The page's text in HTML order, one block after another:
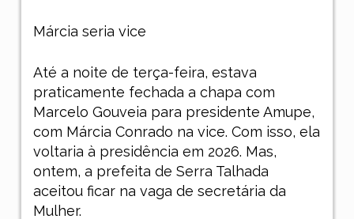
Márcia seria vice
Até a noite de terça-feira, estava
praticamente fechada a chapa com
Marcelo Gouveia para presidente Amupe,
com Márcia Conrado na vice. Com isso, ela
voltaria à presidência em 2026. Mas,
ontem, a prefeita de Serra Talhada
aceitou ficar na vaga de secretária da
Mulher.